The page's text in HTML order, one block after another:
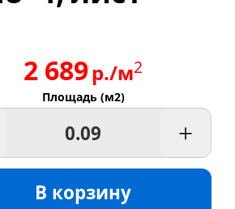
2 689р./м2
Площадь (м2)
+
В корзину